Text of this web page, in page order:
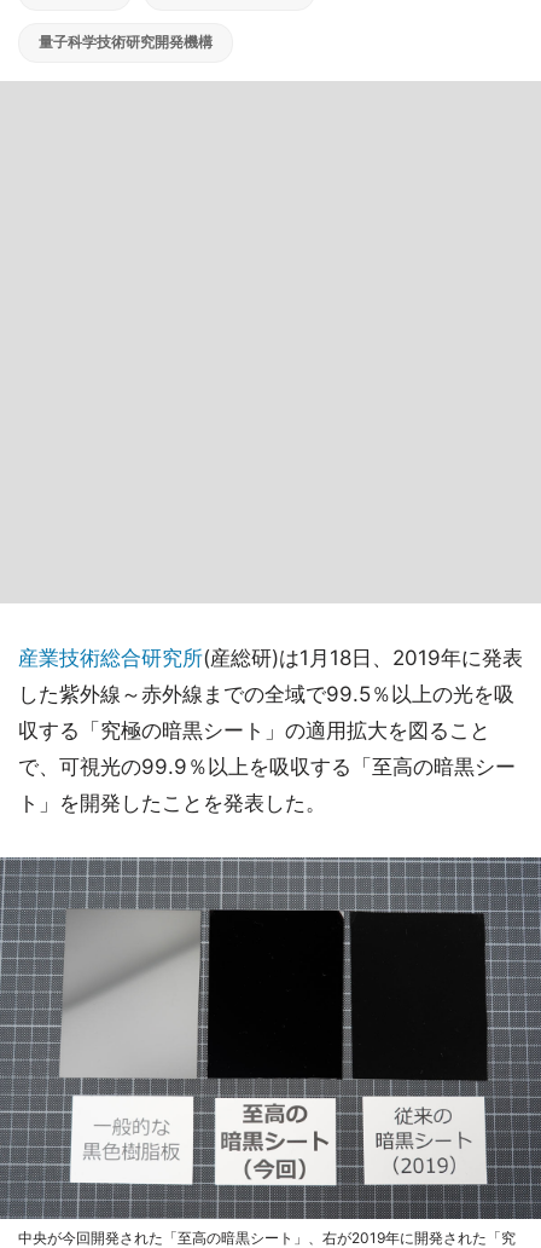
量子科学技術研究開発機構
産業技術総合研究所(産総研)は1月18日、2019年に発表
した紫外線～赤外線までの全域で99.5％以上の光を吸
収する「究極の暗黒シート」の適用拡大を図ること
で、可視光の99.9％以上を吸収する「至高の暗黒シー
ト」を開発したことを発表した。
中央が今回開発された「至高の暗黒シート」、右が2019年に開発された「究